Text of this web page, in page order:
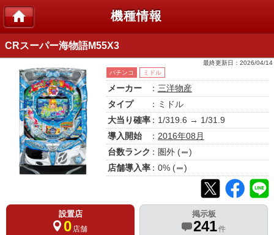
機種情報
CRスーパー海物語M55X3
最終更新日： 2026/04/14
パチンコ
ミドル
メーカー ： 三洋物産
タイプ
：ミドル
大当り確率：1/319.6 → 1/31.9
導入開始
： 2016年08月
台数ランク： 圏外(
)
店舗導入率： 0% ( )
設置店
0 店舗
掲示板
241件